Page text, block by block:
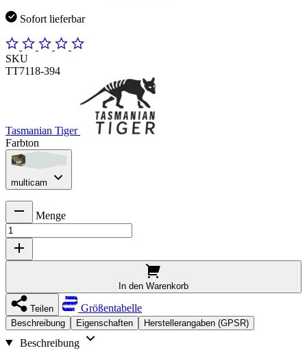
Sofort lieferbar
SKU
TT7118-394
Tasmanian Tiger
Farbton
multicam
Menge
In den Warenkorb
Teilen Größentabelle
Beschreibung Eigenschaften Herstellerangaben (GPSR)
Beschreibung